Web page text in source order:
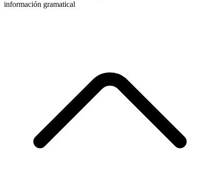
información gramatical